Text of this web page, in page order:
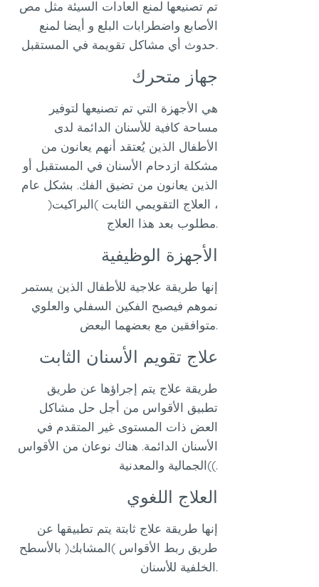
تم تصنيعها لمنع العادات السيئة مثل مص
الأصابع واضطرابات البلع و أيضا لمنع
جهاز متحرك
هي الأجهزة التي تم تصنيعها لتوفير
مساحة كافية للأسنان الدائمة لدى
الأطفال الذين يُعتقد أنهم يعانون من
مشكلة ازدحام الأسنان في المستقبل أو
الذين يعانون من تضيق الفك. بشكل عام
، العلاج التقويمي الثابت )البراكيت(
الأجهزة الوظيفية
إنها طريقة علاجية للأطفال الذين يستمر
نموهم فيصبح الفكين السفلي والعلوي
علاج تقويم الأسنان الثابت
طريقة علاج يتم إجراؤها عن طريق
تطبيق الأقواس من أجل حل مشاكل
العض ذات المستوى غير المتقدم في
الأسنان الدائمة. هناك نوعان من الأقواس
العلاج اللغوي
إنها طريقة علاج ثابتة يتم تطبيقها عن
طريق ربط الأقواس )المشابك( بالأسطح